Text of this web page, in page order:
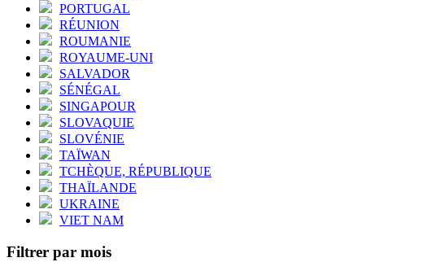
PORTUGAL
RÉUNION
ROUMANIE
ROYAUME-UNI
SALVADOR
SÉNÉGAL
SINGAPOUR
SLOVAQUIE
SLOVÉNIE
TAÏWAN
TCHÈQUE, RÉPUBLIQUE
THAÏLANDE
UKRAINE
VIET NAM
Filtrer par mois